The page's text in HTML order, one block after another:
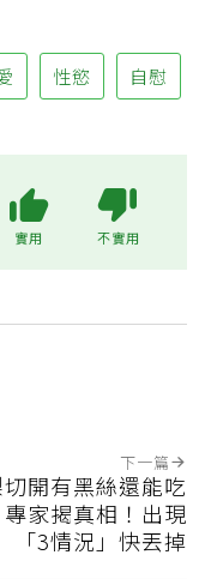
性慾 自慰
實用 不實用
下一篇
開有黑絲還能吃
家揭真相！出現
「3情況」快丟掉